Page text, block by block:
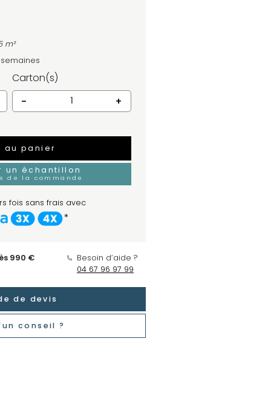
m²
Carton(s)
-
+
au panier
un échantillon
de la commande
fois sans frais avec
*
990 €
Besoin d’aide ?
04 67 96 97 99
de devis
conseil ?